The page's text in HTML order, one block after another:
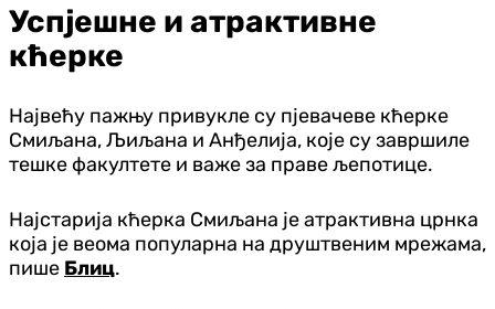
Успјешне и атрактивне
кћерке
Највећу пажњу привукле су пјевачеве кћерке
Смиљана, Љиљана и Анђелија, које су завршиле
тешке факултете и важе за праве љепотице.
Најстарија кћерка Смиљана је атрактивна црнка
која је веома популарна на друштвеним мрежама,
пише Блиц.